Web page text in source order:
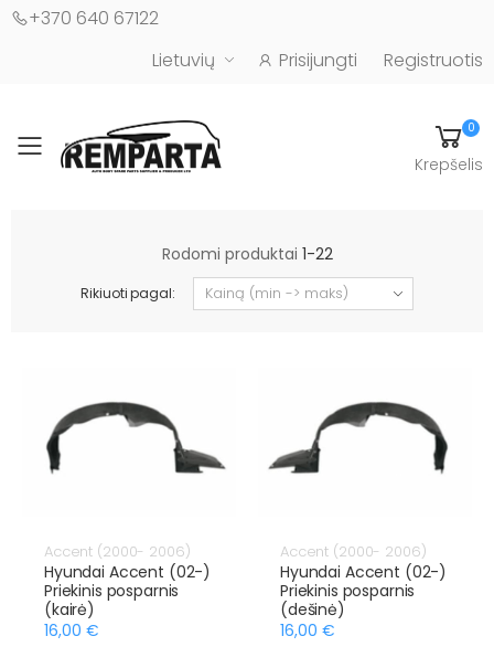
+370 640 67122
Lietuvių
Prisijungti Registruotis
Toggle mobile menu
0
Krepšelis
Rodomi produktai 1-22
Rikiuoti pagal:
Accent (2000- 2006)
Hyundai Accent (02-)
Priekinis posparnis
(kairė)
16,00 €
Accent (2000- 2006)
Hyundai Accent (02-)
Priekinis posparnis
(dešinė)
16,00 €